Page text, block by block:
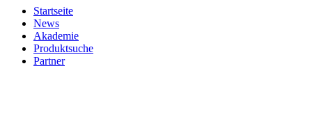
Startseite
News
Akademie
Produktsuche
Partner